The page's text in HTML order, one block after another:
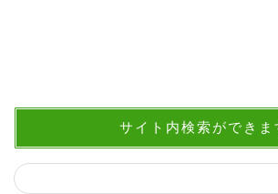
サイト内検索ができま